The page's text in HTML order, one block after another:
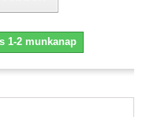
1-2 munkanap